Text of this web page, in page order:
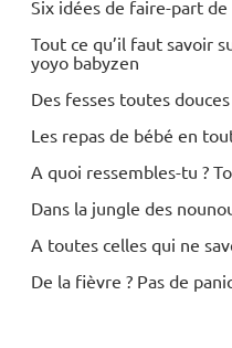
Six idées de faire-part
Tout ce qu’il faut savoir
yoyo babyzen
Des fesses toutes
Les repas de bébé en
A quoi ressembles-tu ?
Dans la jungle des
A toutes celles qui ne
De la fièvre ? Pas de